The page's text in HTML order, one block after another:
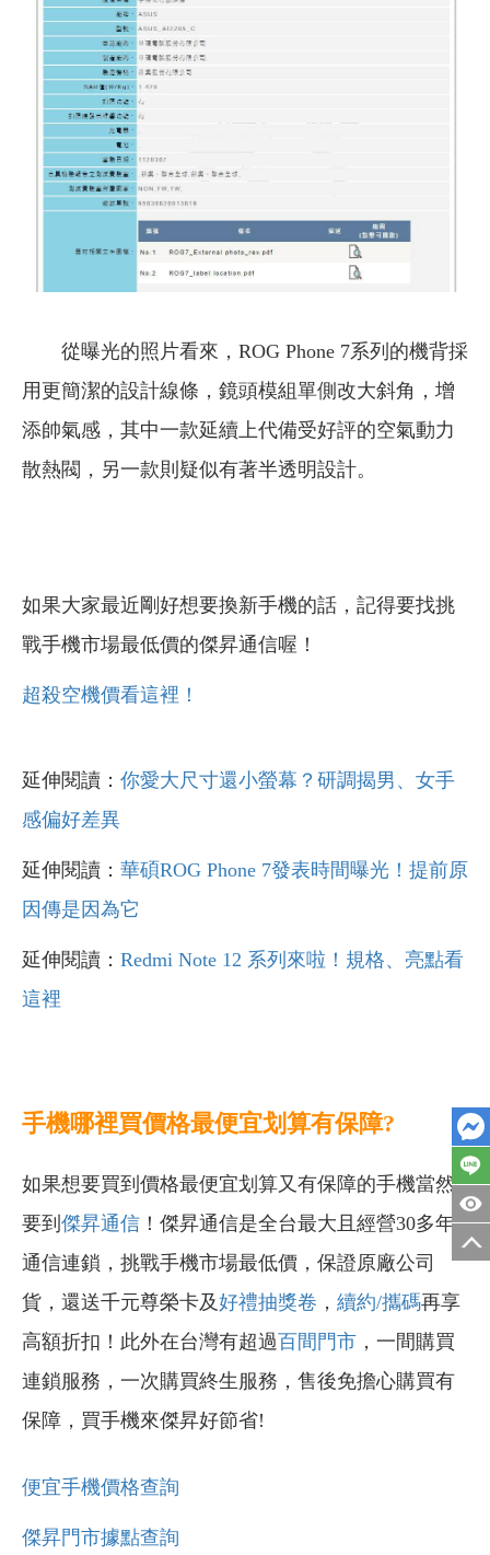
從曝光的照片看來，ROG Phone 7系列的機背採
用更簡潔的設計線條，鏡頭模組單側改大斜角，增
添帥氣感，其中一款延續上代備受好評的空氣動力
散熱閥，另一款則疑似有著半透明設計。
如果大家最近剛好想要換新手機的話，記得要找挑
戰手機市場最低價的傑昇通信喔！
超殺空機價看這裡！
延伸閱讀： 你愛大尺寸還小螢幕？研調揭男、女手
感偏好差異
延伸閱讀： 華碩ROG Phone 7發表時間曝光！提前原
因傳是因為它
延伸閱讀： Redmi Note 12 系列來啦！規格、亮點看
這裡
手機哪裡買價格最便宜划算有保障?
如果想要買到價格最便宜划算又有保障的手機當然
要到 傑昇通信 ！傑昇通信是全台最大且經營30多年
通信連鎖，挑戰手機市場最低價，保證原廠公司
貨，還送千元尊榮卡及好禮抽獎卷 ， 續約/攜碼再享
高額折扣！此外在台灣有超過百間門市 ，一間購買
連鎖服務，一次購買終生服務，售後免擔心購買有
保障，買手機來傑昇好節省!
便宜手機價格查詢
傑昇門市據點查詢